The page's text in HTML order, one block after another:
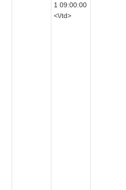
1 09:00:00
<\/td>